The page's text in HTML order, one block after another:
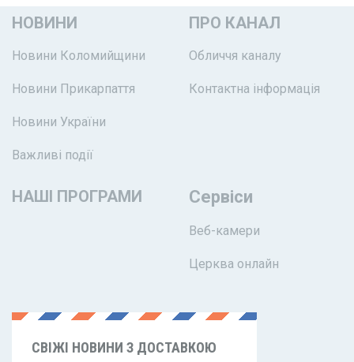
НОВИНИ
Новини Коломийщини
Новини Прикарпаття
Новини України
Важливі події
ПРО КАНАЛ
Обличчя каналу
Контактна інформація
НАШІ ПРОГРАМИ Сервіси
Веб-камери
Церква онлайн
СВІЖІ НОВИНИ З ДОСТАВКОЮ